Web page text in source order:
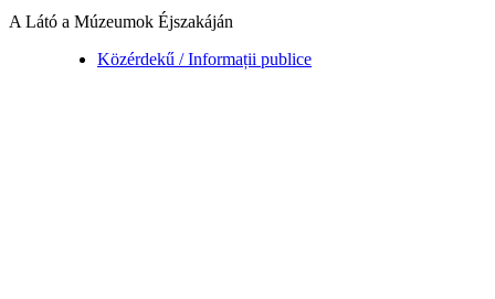
A Látó a Múzeumok Éjszakáján
Közérdekű / Informații publice